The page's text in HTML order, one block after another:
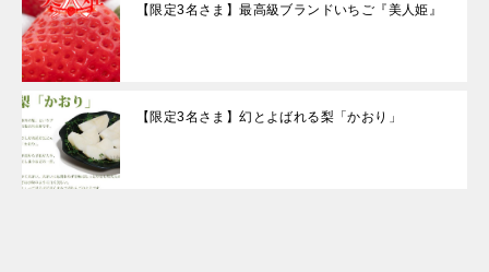
【限定3名さま】最高級ブランドいちご『美人姫』
【限定3名さま】幻とよばれる梨「かおり」